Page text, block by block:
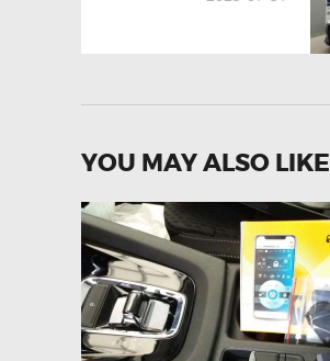
YOU MAY ALSO LIKE